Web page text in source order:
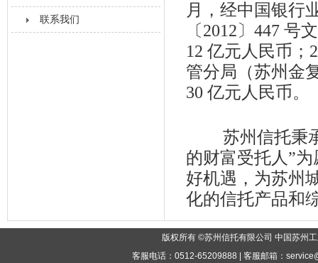
联系我们
月，经中国银行
〔2012〕447
12 亿元人民币；
管分局（苏州金
30 亿元人民币。
苏州信托秉
的财富受托人”
好机遇，为苏州
化的信托产品和
版权所有 ©苏州信托有限公司 中国苏州
客服电话：0512-65209888 | 客服邮箱：